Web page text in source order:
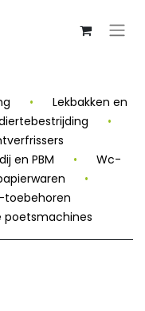
•
Lekbakken en
•
en PBM •
Wc-
•
toebehoren
poetsmachines